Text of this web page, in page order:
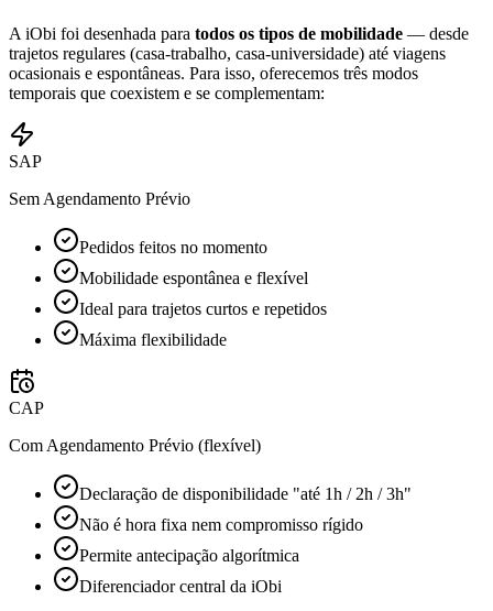
A iObi foi desenhada para todos os tipos de mobilidade — desde
trajetos regulares (casa-trabalho, casa-universidade) até viagens
ocasionais e espontâneas. Para isso, oferecemos três modos
temporais que coexistem e se complementam:
SAP
Sem Agendamento Prévio
Pedidos feitos no momento
Mobilidade espontânea e flexível
Ideal para trajetos curtos e repetidos
Máxima flexibilidade
CAP
Com Agendamento Prévio (flexível)
Declaração de disponibilidade "até 1h / 2h / 3h"
Não é hora fixa nem compromisso rígido
Permite antecipação algorítmica
Diferenciador central da iObi